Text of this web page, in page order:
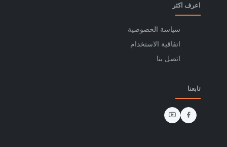
اعرف اكثر
سياسة الخصوصية
اتفاقية الاستخدام
اتصل بنا
تابعنا